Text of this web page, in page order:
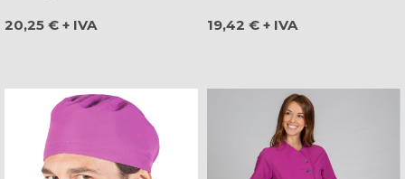
Precio
20,25 € + IVA
Precio
19,42 € + IVA